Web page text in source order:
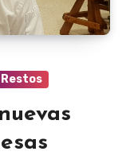
Restos